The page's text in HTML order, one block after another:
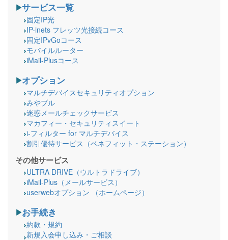
サービス一覧
固定IP光
IP-inets フレッツ光接続コース
固定IPvGoコース
モバイルルーター
iMail-Plusコース
オプション
マルチデバイスセキュリティオプション
みやブル
迷惑メールチェックサービス
マカフィー・セキュリティスイート
i-フィルター for マルチデバイス
割引優待サービス（ベネフィット・ステーション）
その他サービス
ULTRA DRIVE（ウルトラドライブ）
iMail-Plus（メールサービス）
userwebオプション （ホームページ）
お手続き
約款・規約
新規入会申し込み・ご相談